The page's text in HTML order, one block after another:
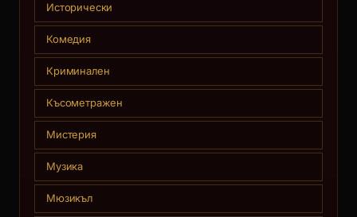
Исторически
Комедия
Криминален
Късометражен
Мистерия
Музика
Мюзикъл